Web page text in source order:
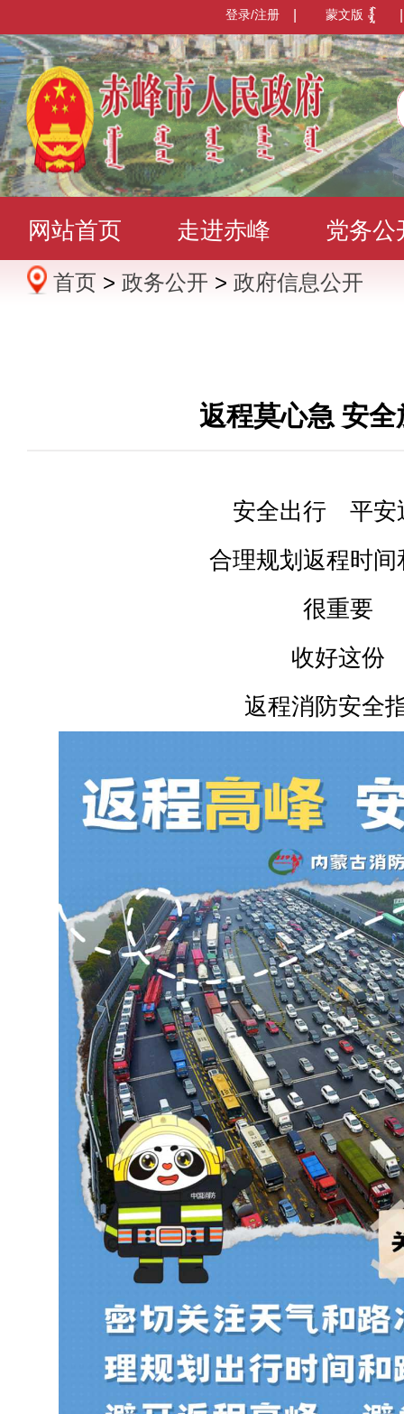
蒙文版
登录/注册
网站首页 走进赤峰 党务公
办事服务 政民互动 数据发
首页 > 政务公开 > 政府信息公开
返程莫心急 安全
安全出行 平安
合理规划返程时间
很重要
收好这份
返程消防安全